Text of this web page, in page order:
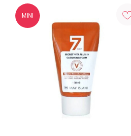
MINI